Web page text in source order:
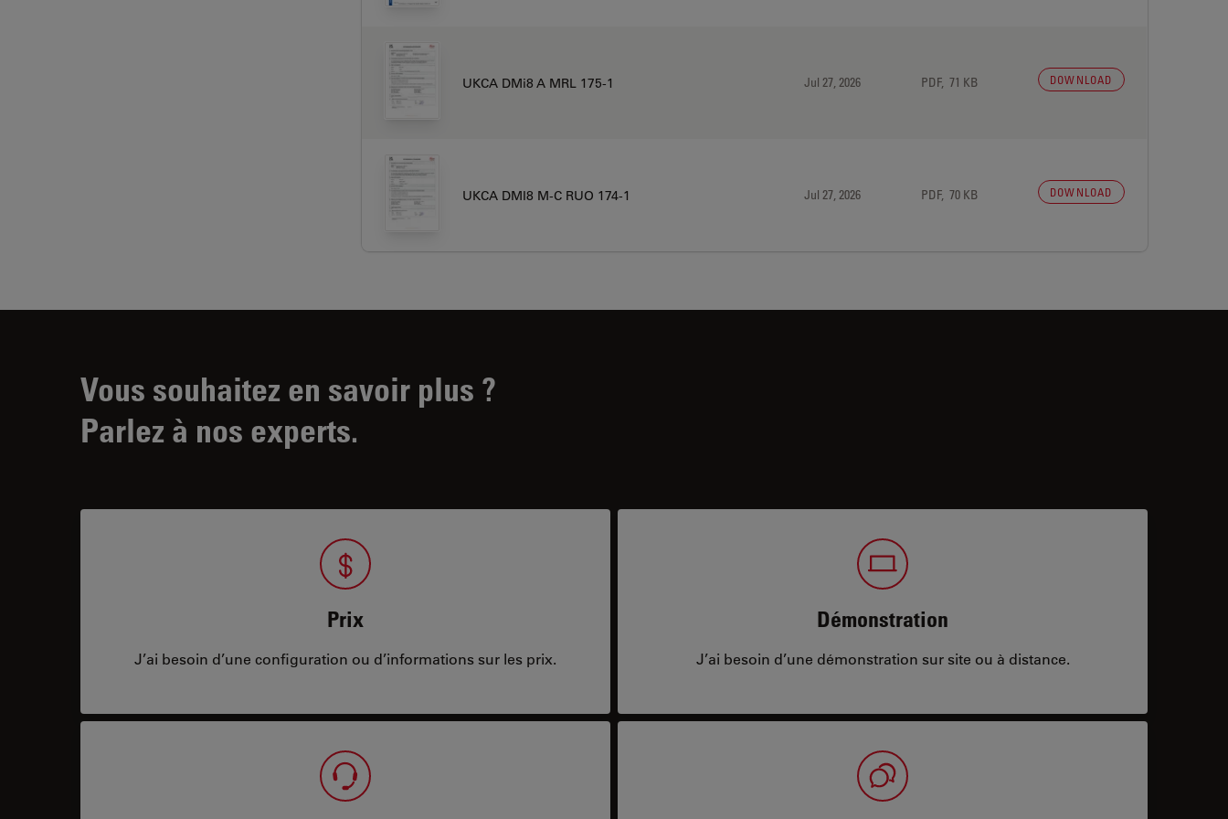
UKCA DMi8 A MRL 175-1 Jul 27, 2026 PDF, 71 KB DOWNLOAD
UKCA DMI8 M-C RUO 174-1 Jul 27, 2026 PDF, 70 KB DOWNLOAD
Vous souhaitez en savoir plus ?
Parlez à nos experts.
Prix
J’ai besoin d’une configuration ou d’informations sur les prix.
Démonstration
J’ai besoin d’une démonstration sur site ou à distance.